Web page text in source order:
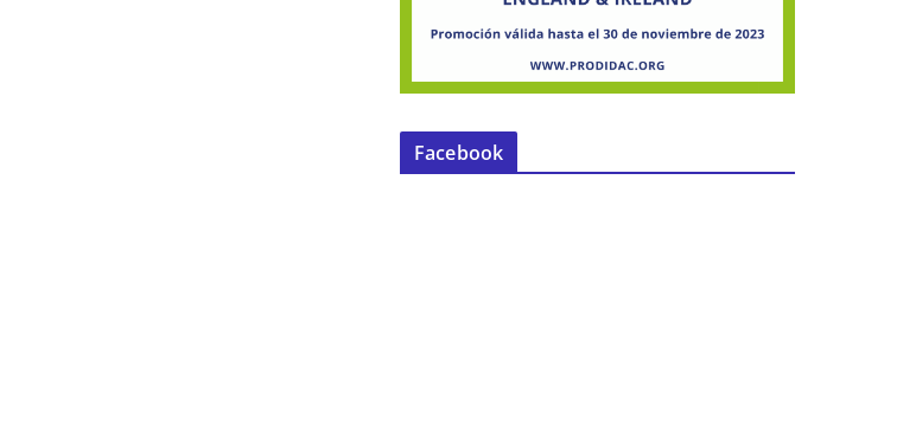
Facebook